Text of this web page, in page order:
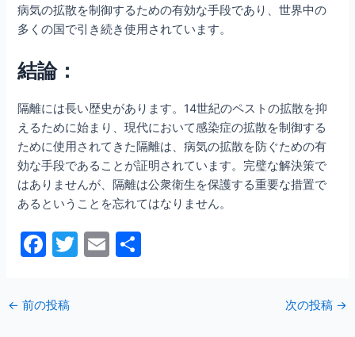
病気の拡散を制御するための有効な手段であり、世界中の
多くの国で引き続き使用されています。
結論：
隔離には長い歴史があります。14世紀のペストの拡散を抑
えるために始まり、現代において感染症の拡散を制御する
ために使用されてきた隔離は、病気の拡散を防ぐための有
効な手段であることが証明されています。完璧な解決策で
はありませんが、隔離は公衆衛生を保護する重要な措置で
あるということを忘れてはなりません。
F
c
e
T
E
← 前の投稿 次の投稿 →